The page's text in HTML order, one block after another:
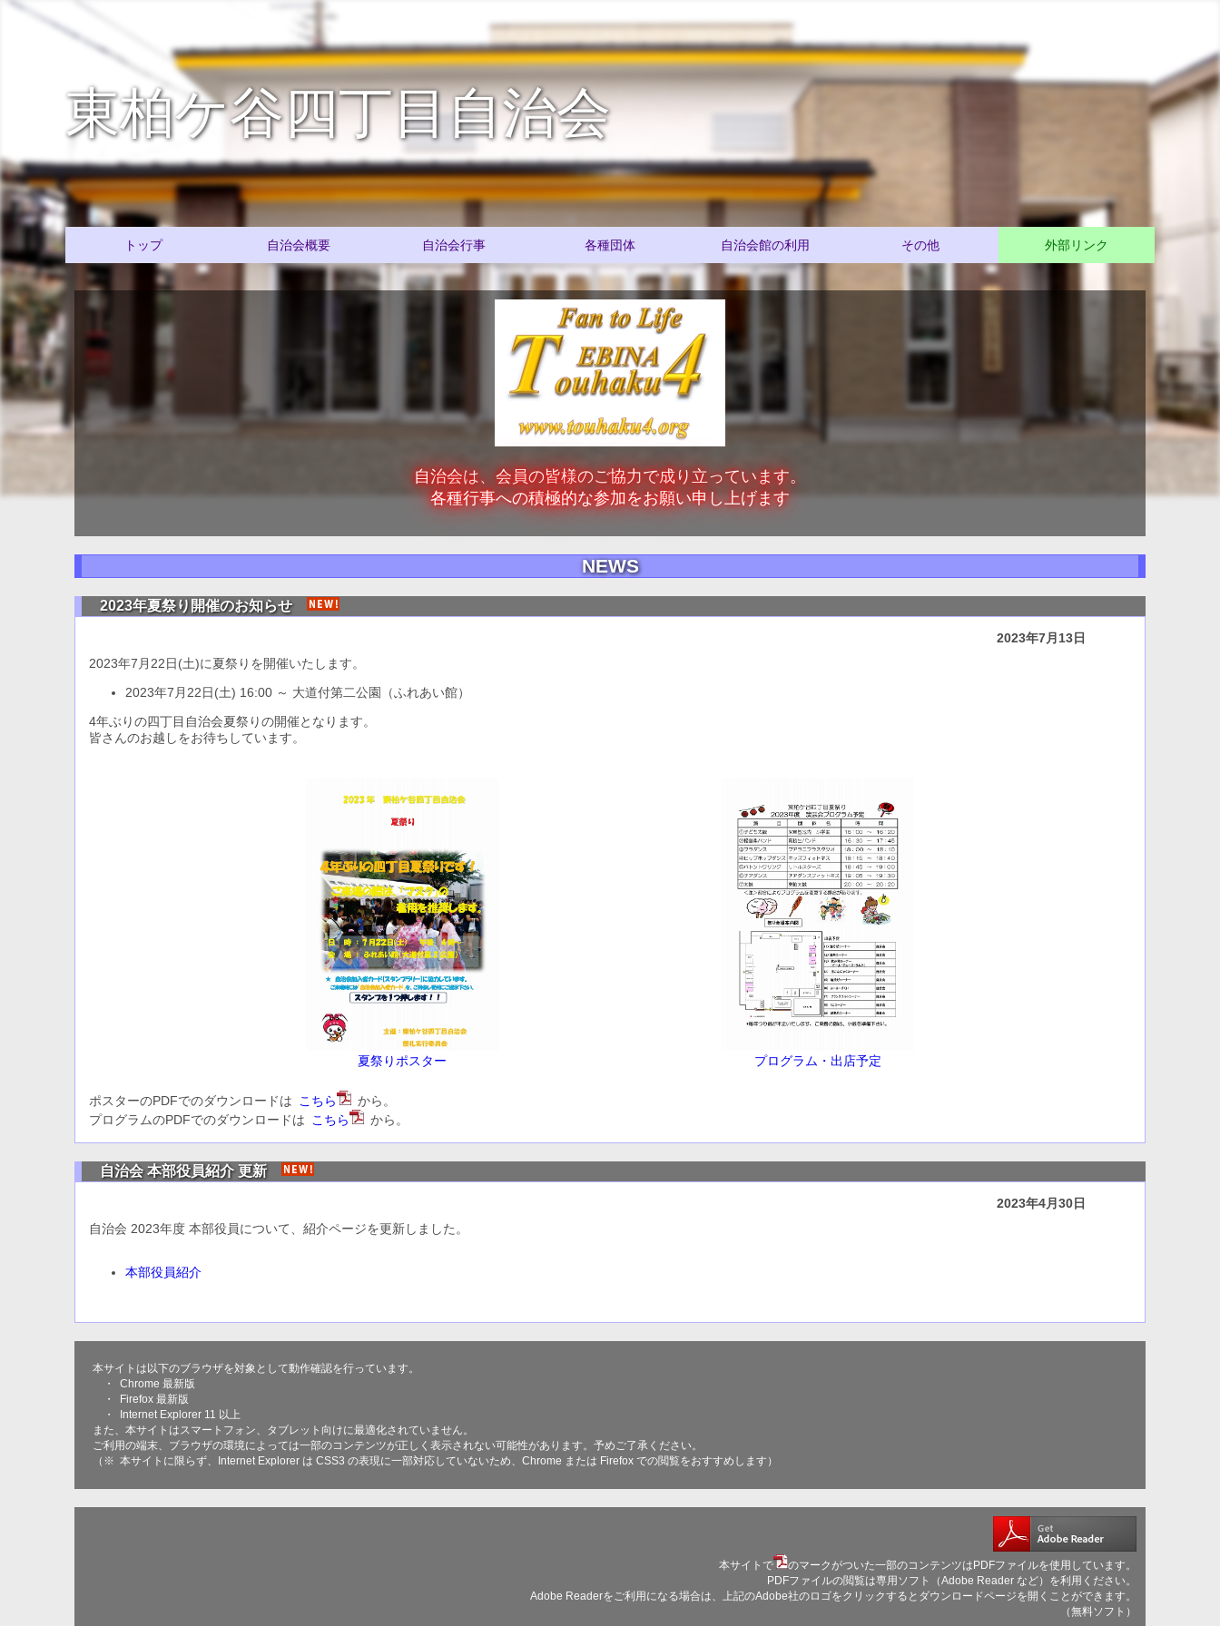
東柏ケ谷四丁目自治会
トップ 自治会概要 自治会行事 各種団体 自治会館の利用 その他 外部リンク
自治会は、会員の皆様のご協力で成り立っています。
各種行事への積極的な参加をお願い申し上げます
NEWS
2023年夏祭り開催のお知らせ
2023年7月13日
2023年7月22日(土)に夏祭りを開催いたします。
2023年7月22日(土) 16:00 ～ 大道付第二公園（ふれあい館）
4年ぶりの四丁目自治会夏祭りの開催となります。
皆さんのお越しをお待ちしています。
夏祭りポスター プログラム・出店予定
ポスターのPDFでのダウンロードは こちら
から。
プログラムのPDFでのダウンロードは
こちら から。
自治会 本部役員紹介 更新
2023年4月30日
自治会 2023年度 本部役員について、紹介ページを更新しました。
本部役員紹介
本サイトは以下のブラウザを対象として動作確認を行っています。
・ Chrome 最新版
・ Firefox 最新版
・ Internet Explorer 11 以上
また、本サイトはスマートフォン、タブレット向けに最適化されていません。
ご利用の端末、ブラウザの環境によっては一部のコンテンツが正しく表示されない可能性があります。予めご了承ください。
（※ 本サイトに限らず、Internet Explorer は CSS3 の表現に一部対応していないため、Chrome または Firefox での閲覧をおすすめします）
本サイトで
のマークがついた一部のコンテンツはPDFファイルを使用しています。
PDFファイルの閲覧は専用ソフト（Adobe Reader など）を利用ください。
Adobe Readerをご利用になる場合は、上記のAdobe社のロゴをクリックするとダウンロードページを開くことができます。
（無料ソフト）